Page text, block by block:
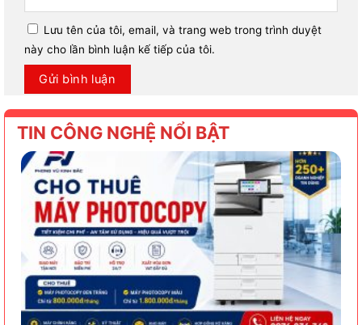
Lưu tên của tôi, email, và trang web trong trình duyệt
này cho lần bình luận kế tiếp của tôi.
TIN CÔNG NGHỆ NỔI BẬT